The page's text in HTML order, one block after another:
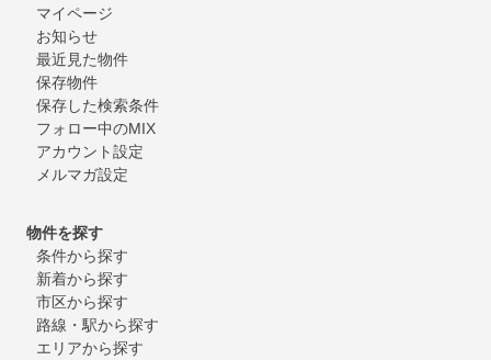
マイページ
お知らせ
最近見た物件
保存物件
保存した検索条件
フォロー中のMIX
アカウント設定
メルマガ設定
物件を探す
条件から探す
新着から探す
市区から探す
路線・駅から探す
エリアから探す